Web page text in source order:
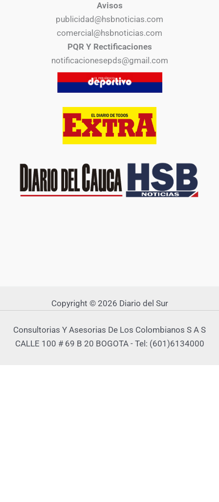
Avisos
publicidad@hsbnoticias.com
comercial@hsbnoticias.com
PQR Y Rectificaciones
notificacionesepds@gmail.com
Copyright © 2026 Diario del Sur
Consultorias Y Asesorias De Los Colombianos S A S
CALLE 100 # 69 B 20 BOGOTA - Tel: (601)6134000